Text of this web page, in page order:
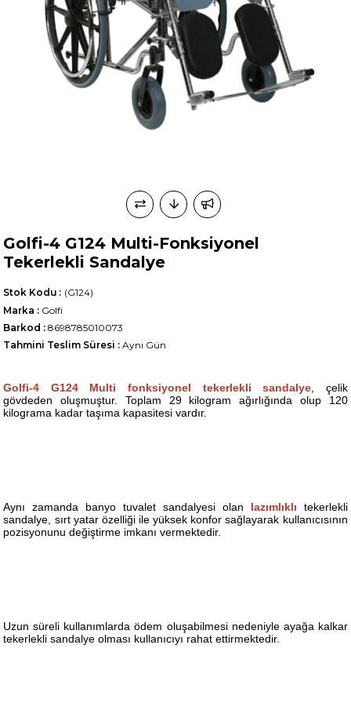
Golfi-4 G124 Multi-Fonksiyonel
Tekerlekli Sandalye
(G124)
Stok Kodu
Marka : Golfi
Barkod : 8698785010073
Tahmini Teslim Süresi : Aynı Gün
Golfi-4 G124 Multi fonksiyonel tekerlekli sandalye , çelik
gövdeden oluşmuştur. Toplam 29 kilogram ağırlığında olup 120
kilograma kadar taşıma kapasitesi vardır.
Aynı zamanda banyo tuvalet sandalyesi olan lazımlıklı tekerlekli
sandalye, sırt yatar özelliği ile yüksek konfor sağlayarak kullanıcısının
pozisyonunu değiştirme imkanı vermektedir.
Uzun süreli kullanımlarda ödem oluşabilmesi nedeniyle ayağa kalkar
tekerlekli sandalye olması kullanıcıyı rahat ettirmektedir.